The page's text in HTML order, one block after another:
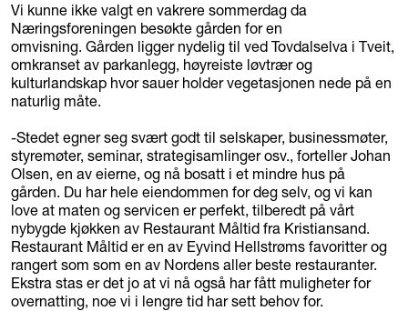
Vi kunne ikke valgt en vakrere sommerdag da
Næringsforeningen besøkte gården for en
omvisning. Gården ligger nydelig til ved Tovdalselva i Tveit,
omkranset av parkanlegg, høyreiste løvtrær og
kulturlandskap hvor sauer holder vegetasjonen nede på en
naturlig måte.
-Stedet egner seg svært godt til selskaper, businessmøter,
styremøter, seminar, strategisamlinger osv., forteller Johan
Olsen, en av eierne, og nå bosatt i et mindre hus på
gården. Du har hele eiendommen for deg selv, og vi kan
love at maten og servicen er perfekt, tilberedt på vårt
nybygde kjøkken av Restaurant Måltid fra Kristiansand.
Restaurant Måltid er en av Eyvind Hellstrøms favoritter og
rangert som som en av Nordens aller beste restauranter.
Ekstra stas er det jo at vi nå også har fått muligheter for
overnatting, noe vi i lengre tid har sett behov for.